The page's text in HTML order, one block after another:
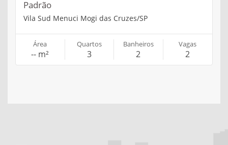
Padrão
Vila Sud Menuci Mogi das Cruzes/SP
Área
-- m²
Quartos
3
Banheiros
2
Vagas
2